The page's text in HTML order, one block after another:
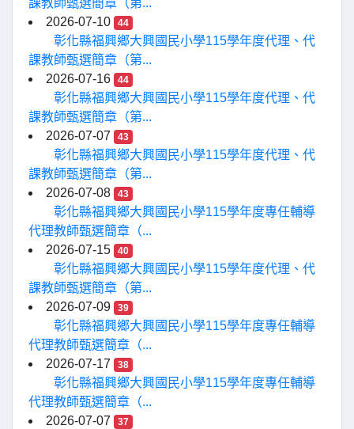
課教師甄選簡章（第...
2026-07-10
44
彰化縣福興鄉大興國民小學115學年度代理、代
課教師甄選簡章（第...
2026-07-16
44
彰化縣福興鄉大興國民小學115學年度代理、代
課教師甄選簡章（第...
2026-07-07
43
彰化縣福興鄉大興國民小學115學年度代理、代
課教師甄選簡章（第...
2026-07-08
43
彰化縣福興鄉大興國民小學115學年度專任輔導
代理教師甄選簡章（...
2026-07-15
40
彰化縣福興鄉大興國民小學115學年度代理、代
課教師甄選簡章（第...
2026-07-09
39
彰化縣福興鄉大興國民小學115學年度專任輔導
代理教師甄選簡章（...
2026-07-17
38
彰化縣福興鄉大興國民小學115學年度專任輔導
代理教師甄選簡章（...
2026-07-07
37